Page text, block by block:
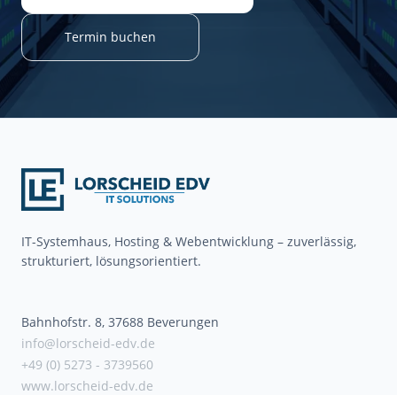
Termin buchen
IT-Systemhaus, Hosting & Webentwicklung – zuverlässig,
strukturiert, lösungsorientiert.
Bahnhofstr. 8, 37688 Beverungen
info@lorscheid-edv.de
+49 (0) 5273 - 3739560
www.lorscheid-edv.de